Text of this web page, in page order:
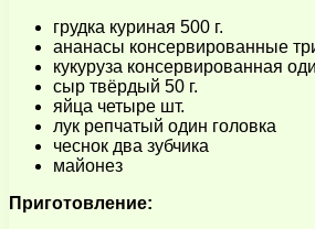
грудка куриная 500 г.
ананасы консервированные
кукуруза консервированная
сыр твёрдый 50 г.
яйца четыре шт.
лук репчатый один головка
чеснок два зубчика
майонез
Приготовление: